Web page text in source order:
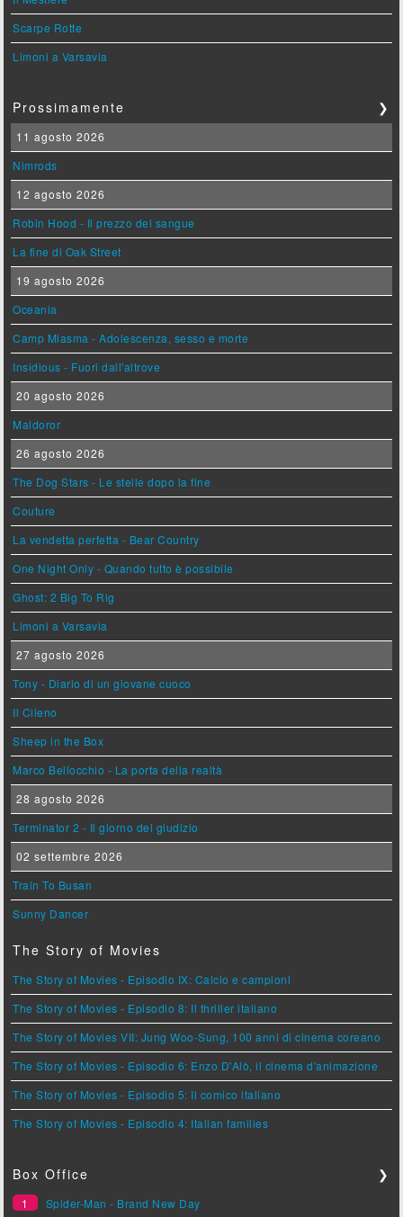
Scarpe Rotte
Limoni a Varsavia
Prossimamente ❯
11 agosto 2026
Nimrods
12 agosto 2026
Robin Hood - Il prezzo del sangue
La fine di Oak Street
19 agosto 2026
Oceania
Camp Miasma - Adolescenza, sesso e morte
Insidious - Fuori dall'altrove
20 agosto 2026
Maldoror
26 agosto 2026
The Dog Stars - Le stelle dopo la fine
Couture
La vendetta perfetta - Bear Country
One Night Only - Quando tutto è possibile
Ghost: 2 Big To Rig
Limoni a Varsavia
27 agosto 2026
Tony - Diario di un giovane cuoco
Il Cileno
Sheep in the Box
Marco Bellocchio - La porta della realtà
28 agosto 2026
Terminator 2 - Il giorno del giudizio
02 settembre 2026
Train To Busan
Sunny Dancer
The Story of Movies
The Story of Movies - Episodio IX: Calcio e campioni
The Story of Movies - Episodio 8: Il thriller italiano
The Story of Movies VII: Jung Woo-Sung, 100 anni di cinema coreano
The Story of Movies - Episodio 6: Enzo D'Alò, il cinema d'animazione
The Story of Movies - Episodio 5: Il comico italiano
The Story of Movies - Episodio 4: Italian families
Box Office ❯
1
Spider-Man - Brand New Day